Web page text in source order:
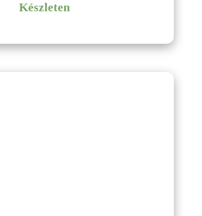
Készleten